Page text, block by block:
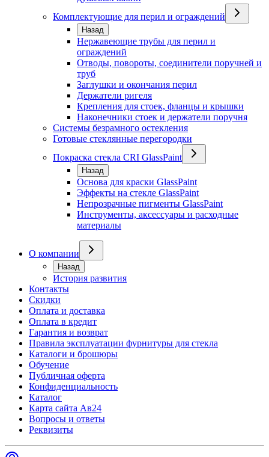
Комплектующие для перил и ограждений
Назад
Нержавеющие трубы для перил и
ограждений
Отводы, повороты, соединители поручней и
труб
Заглушки и окончания перил
Держатели ригеля
Крепления для стоек, фланцы и крышки
Наконечники стоек и держатели поручня
Системы безрамного остекления
Готовые стеклянные перегородки
Покраска стекла CRI GlassPaint
Назад
Основа для краски GlassPaint
Эффекты на стекле GlassPaint
Непрозрачные пигменты GlassPaint
Инструменты, аксессуары и расходные
материалы
О компании
Назад
История развития
Контакты
Скидки
Оплата и доставка
Оплата в кредит
Гарантия и возврат
Правила эксплуатации фурнитуры для стекла
Каталоги и брошюры
Обучение
Публичная оферта
Конфиденциальность
Каталог
Карта сайта Ав24
Вопросы и ответы
Реквизиты